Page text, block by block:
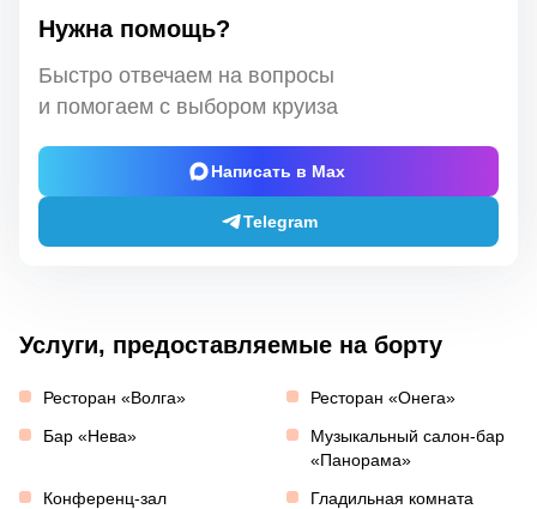
Нужна помощь?
Быстро отвечаем на вопросы
и помогаем с выбором круиза
Написать в Max
Telegram
Услуги, предоставляемые на борту
Ресторан «Волга»
Ресторан «Онега»
Бар «Нева»
Музыкальный салон-бар
«Панорама»
Конференц-зал
Гладильная комната